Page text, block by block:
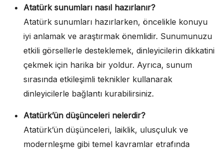
Atatürk sunumları nasıl hazırlanır?
Atatürk sunumları hazırlarken, öncelikle konuyu
iyi anlamak ve araştırmak önemlidir. Sunumunuzu
etkili görsellerle desteklemek, dinleyicilerin dikkatini
çekmek için harika bir yoldur. Ayrıca, sunum
sırasında etkileşimli teknikler kullanarak
dinleyicilerle bağlantı kurabilirsiniz.
Atatürk’ün düşünceleri nelerdir?
Atatürk’ün düşünceleri, laiklik, ulusçuluk ve
modernleşme gibi temel kavramlar etrafında